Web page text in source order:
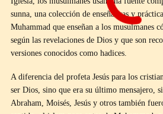
sunna, una colección de enseñanzas y
Muhammad que enseñan a los musulmanes
según las revelaciones de Dios y que son
versiones conocidos como hadices.
A diferencia del profeta Jesús para los
ser Dios, sino que era su último mensajero,
Abraham, Moisés, Jesús y otros también